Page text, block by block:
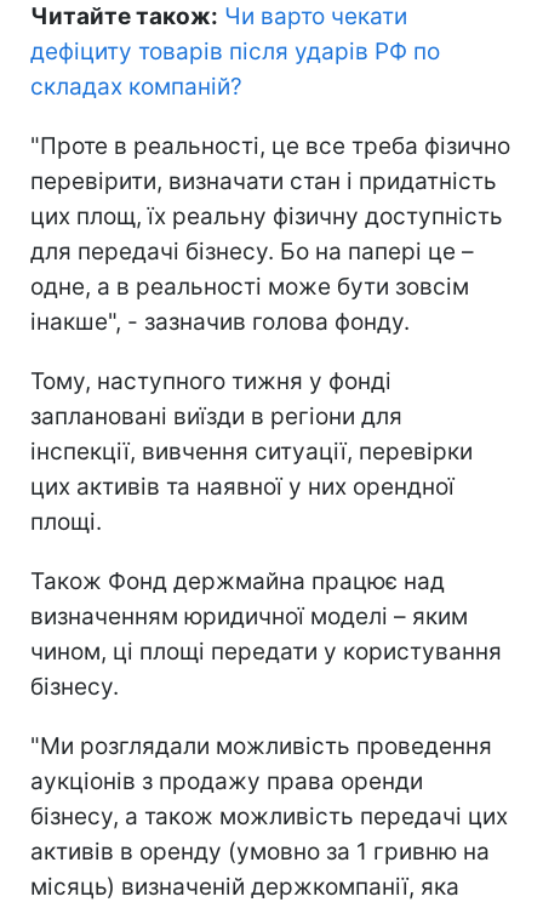
Читайте також: Чи варто чекати
дефіциту товарів після ударів РФ по
складах компаній?
"Проте в реальності, це все треба фізично
перевірити, визначати стан і придатність
цих площ, їх реальну фізичну доступність
для передачі бізнесу. Бо на папері це –
одне, а в реальності може бути зовсім
інакше", - зазначив голова фонду.
Тому, наступного тижня у фонді
заплановані виїзди в регіони для
інспекції, вивчення ситуації, перевірки
цих активів та наявної у них орендної
площі.
Також Фонд держмайна працює над
визначенням юридичної моделі – яким
чином, ці площі передати у користування
бізнесу.
"Ми розглядали можливість проведення
аукціонів з продажу права оренди
бізнесу, а також можливість передачі цих
активів в оренду (умовно за 1 гривню на
місяць) визначеній держкомпанії, яка